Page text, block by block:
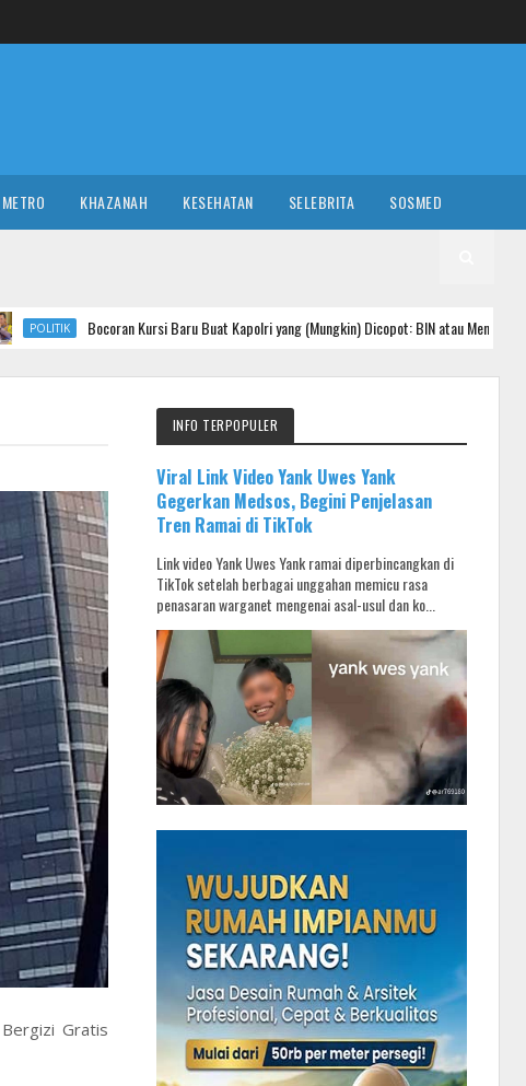
METRO KHAZANAH KESEHATAN SELEBRITA SOSMED
Kursi Baru Buat Kapolri yang (Mungkin) Dicopot: BIN atau Menko Polhukam?
Gratis
INFO TERPOPULER
Viral Link Video Yank Uwes Yank
Gegerkan Medsos, Begini Penjelasan
Tren Ramai di TikTok
Link video Yank Uwes Yank ramai diperbincangkan di
TikTok setelah berbagai unggahan memicu rasa
penasaran warganet mengenai asal-usul dan ko...